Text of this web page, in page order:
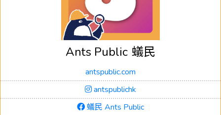
Ants Public 蟻民
antspublic.com
antspublichk
蟻民 Ants Public